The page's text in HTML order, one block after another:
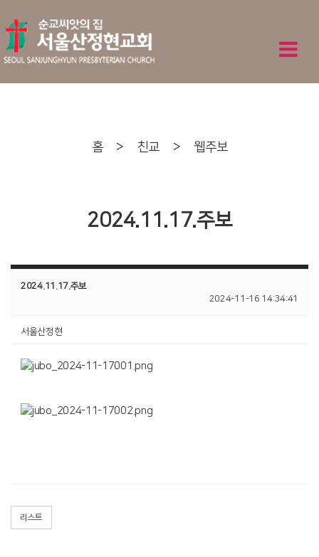
홈 > 친교 > 웹주보
2024.11.17.주보
2024.11.17.주보
2024-11-16 14:34:41
서울산정현
리스트